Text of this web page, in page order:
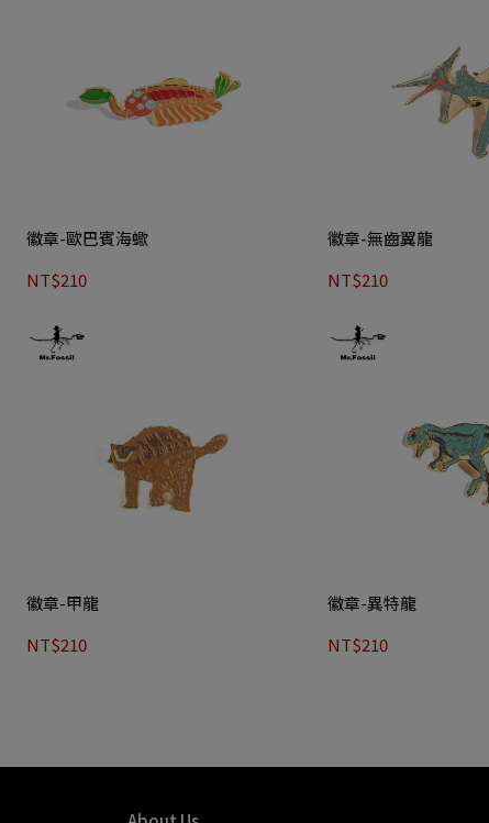
徽章-歐巴賓海蠍
NT$210
徽章-無齒翼龍
NT$210
徽章-甲龍
NT$210
徽章-異特龍
NT$210